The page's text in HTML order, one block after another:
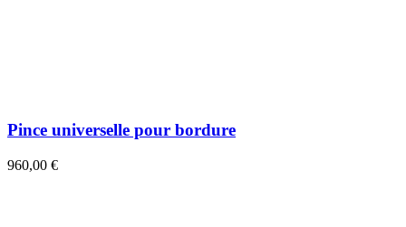
Pince universelle pour bordure
960,00 €